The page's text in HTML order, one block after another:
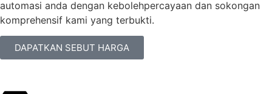
automasi anda dengan kebolehpercayaan dan sokongan
komprehensif kami yang terbukti.
DAPATKAN SEBUT HARGA